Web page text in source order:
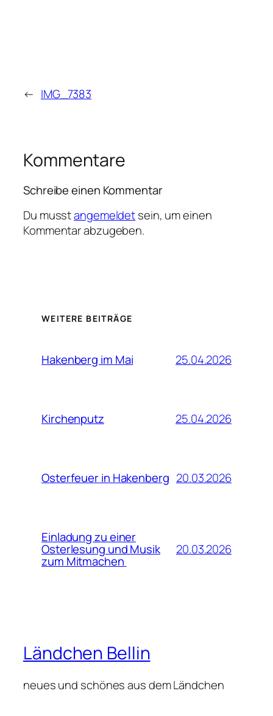
← IMG_7383
Kommentare
Schreibe einen Kommentar
Du musstangemeldetsein, um einen
Kommentar abzugeben.
WEITERE BEITRÄGE
Hakenberg im Mai 25.04.2026
Kirchenputz 25.04.2026
Osterfeuer in Hakenberg 20.03.2026
Einladung zu einer
Osterlesung und Musik
zum Mitmachen
20.03.2026
Ländchen Bellin
neues und schönes aus dem Ländchen